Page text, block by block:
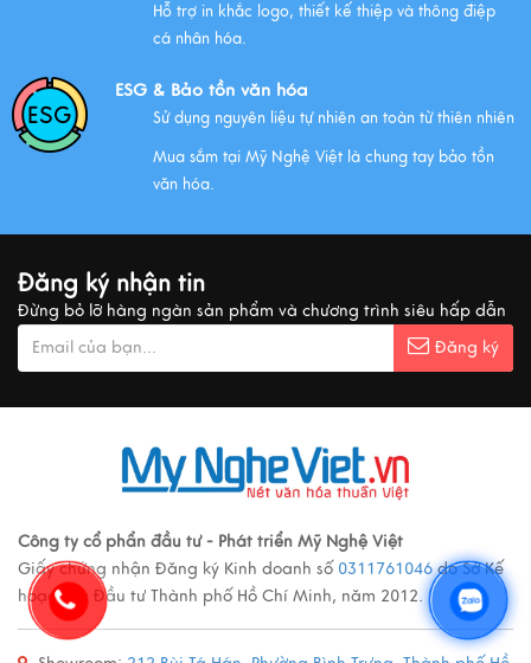
QUÀ VĂN HÓA VIỆT TẶNG KHÁCH QUỐC TẾ
Xem thêm
Ý nghĩa cảnh vật Tranh sơn mài
Các loại tranh sơn mài nổi tiếng
Xem thêm
Hỗ trợ in khắc logo, thiết kế thiệp và thông điệp
cá nhân hóa.
ESG & Bảo tồn văn hóa
Sử dụng nguyên liệu tự nhiên an toàn từ thiên nhiên
Mua sắm tại Mỹ Nghệ Việt là chung tay bảo tồn
văn hóa.
Đăng ký nhận tin
Đừng bỏ lỡ hàng ngàn sản phẩm và chương trình siêu hấp dẫn
Đăng ký
Công ty cổ phẩn đầu tư - Phát triển Mỹ Nghệ Việt
Giấy chứng nhận Đăng ký Kinh doanh số 0311761046do Sở Kế
hoạch và Đầu tư Thành phố Hồ Chí Minh, năm 2012.